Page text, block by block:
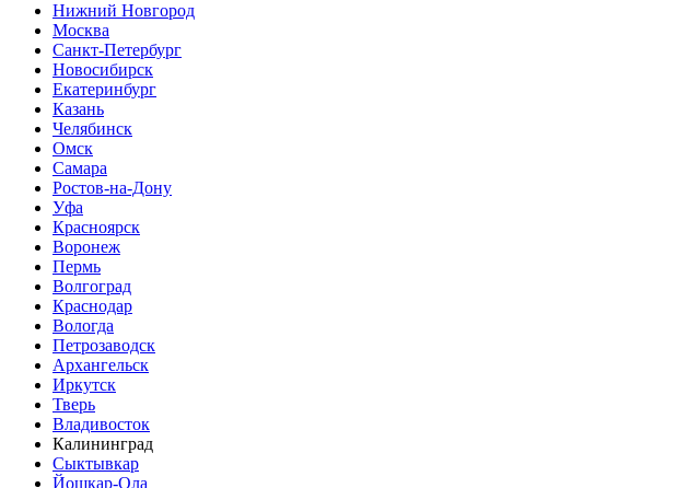
Нижний Новгород
Москва
Санкт-Петербург
Новосибирск
Екатеринбург
Казань
Челябинск
Омск
Самара
Ростов-на-Дону
Уфа
Красноярск
Воронеж
Пермь
Волгоград
Краснодар
Вологда
Петрозаводск
Архангельск
Иркутск
Тверь
Владивосток
Калининград
Сыктывкар
Йошкар-Ола